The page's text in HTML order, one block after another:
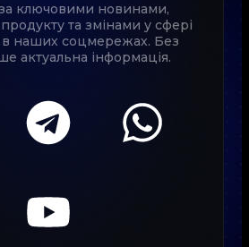
ключовими новинами,
та змінами у сфері
в наших соцмережах. Без
актуальна інформація.